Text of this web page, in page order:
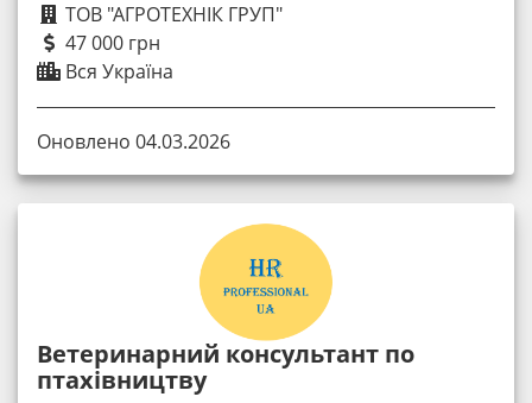
ТОВ "АГРОТЕХНІК ГРУП"
47 000 грн
Вся Україна
Оновлено 04.03.2026
Ветеринарний консультант по
птахівництву